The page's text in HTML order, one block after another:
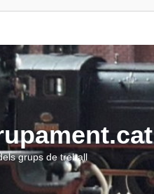
grups de treball